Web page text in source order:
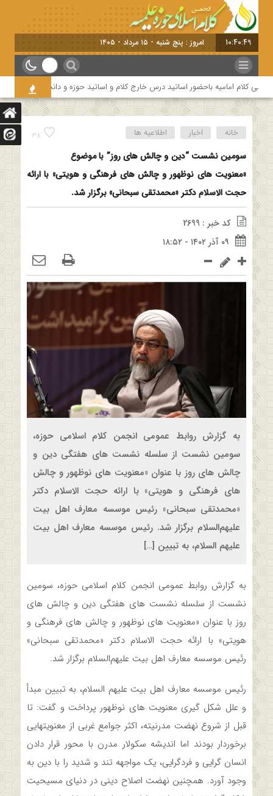
10:40:50 امروز : پنج شنبه - ۱۵ مرداد - ۱۴۰۵
کلام امامیه باحضور اساتید درس خارج کلام و اساتید حوزه و دانشگاه
38 خانه اخبار اطلاعیه ها
سومین نشست “دین و چالش های روز” با موضوع
«معنویت های نوظهور و چالش های فرهنگی و هویتی» با ارائه
حجت الاسلام دکتر «محمدتقی سبحانی» برگزار شد.
کد خبر : 2699
۰۹ آذر ۱۴۰۲ - ۱۸:۵۲
به گزارش روابط عمومی انجمن کلام اسلامی حوزه،
سومین نشست از سلسله نشست های هفتگی دین و
چالش های روز با عنوان «معنویت های نوظهور و چالش
های فرهنگی و هویتی» با ارائه حجت الاسلام دکتر
«محمدتقی سبحانی» رئیس موسسه معارف اهل بیت
علیهم‌السلام برگزار شد. رئیس موسسه معارف اهل بیت
علیهم السلام، به تبیین […]
به گزارش روابط عمومی انجمن کلام اسلامی حوزه، سومین
نشست از سلسله نشست های هفتگی دین و چالش های
روز با عنوان «معنویت های نوظهور و چالش های فرهنگی و
هویتی» با ارائه حجت الاسلام دکتر «محمدتقی سبحانی»
رئیس موسسه معارف اهل بیت علیهم‌السلام برگزار شد.
رئیس موسسه معارف اهل بیت علیهم السلام، به تبیین مبدأ
و علل شکل گیری معنویت های نوظهور پرداخت و گفت: تا
قبل از شروع نهضت مدرنیته، اکثر جوامع غربی از معنویت­هایی
برخوردار بودند اما اندیشه سکولار مدرن با محور قرار دادن
انسان گرایی و فردگرایی، یک مواجهه تند و شدید را با دین به
وجود آورد. همچنین نهضت اصلاح دینی در دنیای مسیحیت